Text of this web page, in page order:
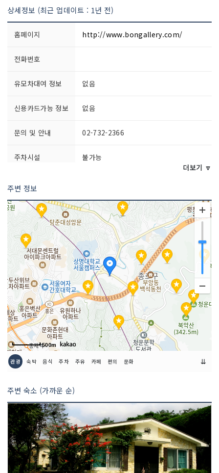
상세정보 (최근 업데이트 : 1년 전)
홈페이지 http://www.bongallery.com/
전화번호
유모차대여 정보 없음
신용카드가능 정보 없음
문의 및 안내 02-732-2366
주차시설 불가능
이용요금 전시별 상이
이용시간 10:00~18:00
더보기 🔽
주변 정보
500m
관광 숙박 음식 주차 주유 카페 편의 문화 ⇊
주변 숙소 (가까운 순)